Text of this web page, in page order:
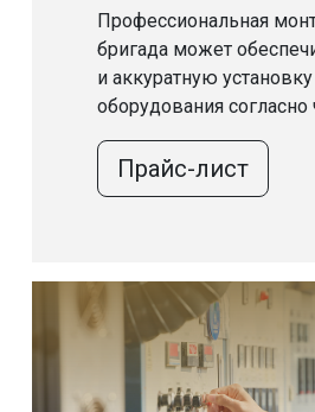
Профессиональная
бригада может
и аккуратную
оборудования согласно
Прайс-лист